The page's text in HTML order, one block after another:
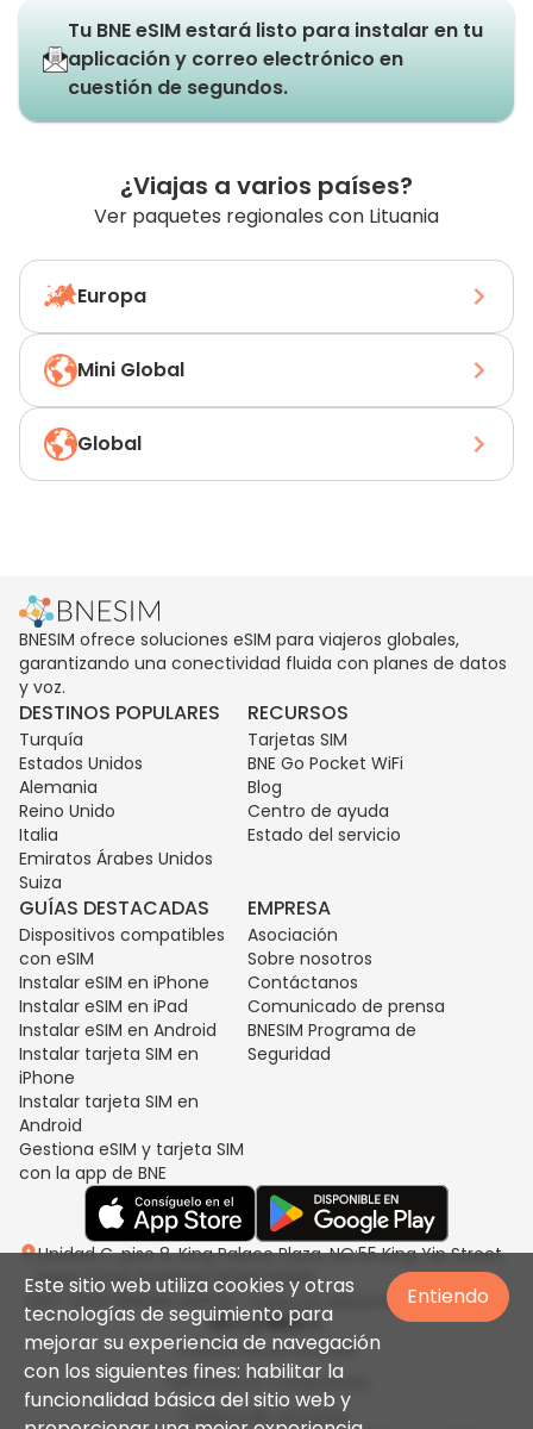
Tu BNE eSIM estará listo para instalar en tu
aplicación y correo electrónico en
cuestión de segundos.
¿Viajas a varios países?
Ver paquetes regionales con Lituania
Europa
Mini Global
Global
BNESIM ofrece soluciones eSIM para viajeros globales,
garantizando una conectividad fluida con planes de datos
y voz.
DESTINOS POPULARES
Turquía
Estados Unidos
Alemania
Reino Unido
Italia
Emiratos Árabes Unidos
Suiza
RECURSOS
Tarjetas SIM
BNE Go Pocket WiFi
Blog
Centro de ayuda
Estado del servicio
GUÍAS DESTACADAS
Dispositivos compatibles
con eSIM
Instalar eSIM en iPhone
Instalar eSIM en iPad
Instalar eSIM en Android
Instalar tarjeta SIM en
iPhone
Instalar tarjeta SIM en
Android
Gestiona eSIM y tarjeta SIM
con la app de BNE
EMPRESA
Asociación
Sobre nosotros
Contáctanos
Comunicado de prensa
BNESIM Programa de
Seguridad
Unidad C, piso 8, King Palace Plaza, NO:55 King Yip Street,
Kwun Tong, Kowloon, HONG KONG
2017-2026 BNESIM LIMITED. Todos los derechos reservados.
Política de privacidad
Términos & Condiciones
Política de uso justo
Este sitio web utiliza cookies y otras
tecnologías de seguimiento para
mejorar su experiencia de navegación
con los siguientes fines: habilitar la
funcionalidad básica del sitio web y
Entiendo